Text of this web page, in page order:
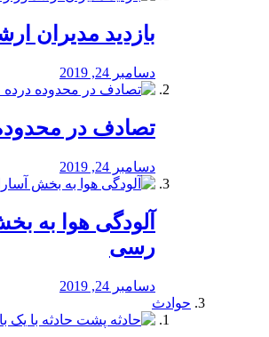
بازدید مدیران
دسامبر 24, 2019
تصادف در
دسامبر 24, 2019
آلودگی هوا به
رسی
دسامبر 24, 2019
حوادث